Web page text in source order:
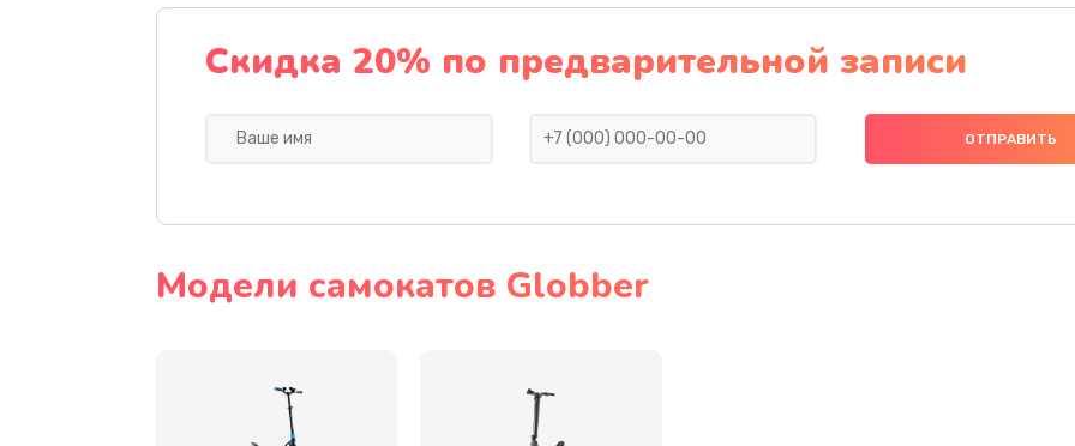
Замена элемента освещения 20 мин 2 года
Замена амортизаторов 3 года
Замена камеры
Скидка 20% по предварительной записи
Модели самокатов Globber